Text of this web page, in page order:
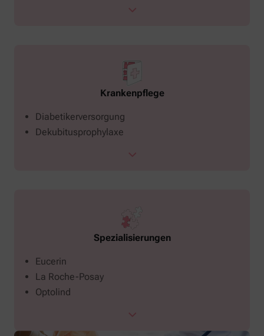
Krankenpflege
Diabetikerversorgung
Dekubitusprophylaxe
Spezialisierungen
Eucerin
La Roche-Posay
Optolind